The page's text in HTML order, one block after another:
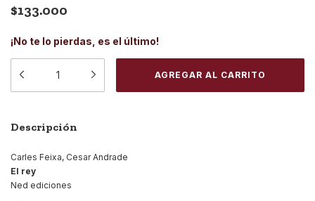
$133.000
¡No te lo pierdas, es el último!
Descripción
Carles Feixa, Cesar Andrade
El rey
Ned ediciones